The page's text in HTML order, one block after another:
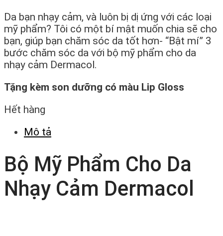
Da bạn nhạy cảm, và luôn bị dị ứng với các loại
mỹ phẩm? Tôi có một bí mật muốn chia sẽ cho
bạn, giúp bạn chăm sóc da tốt hơn- “Bật mí” 3
bước chăm sóc da với bộ mỹ phẩm cho da
nhạy cảm Dermacol.
Tặng kèm son dưỡng có màu Lip Gloss
Hết hàng
Mô tả
Bộ Mỹ Phẩm Cho Da
Nhạy Cảm Dermacol